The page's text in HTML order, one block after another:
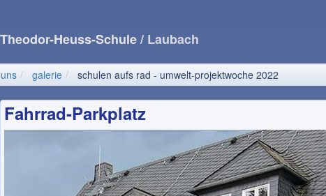
Theodor-Heuss-Schule/ Laubach
galerie schulen aufs rad - umwelt-projektwoche 2022
Fahrrad-Parkplatz